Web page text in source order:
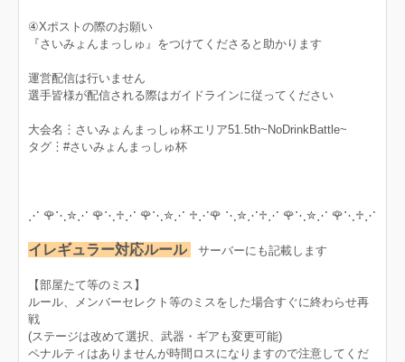
④Xポストの際のお願い
『さいみょんまっしゅ』をつけてくださると助かります
運営配信は行いません
選手皆様が配信される際はガイドラインに従ってください
大会名︙さいみょんまっしゅ杯エリア51.5th~NoDrinkBattle~
タグ︙#さいみょんまっしゅ杯
⋰ 🌹⋱✮⋰ 🌹⋱♱⋰ 🌹⋱✮⋰ ♱⋰🌹 ⋱✮⋰♱⋰ 🌹⋱✮⋰ 🌹⋱♱⋰
イレギュラー対応ルール サーバーにも記載します
【部屋たて等のミス】
ルール、メンバーセレクト等のミスをした場合すぐに終わらせ再
戦
(ステージは改めて選択、武器・ギアも変更可能)
ペナルティはありませんが時間ロスになりますので注意してくだ